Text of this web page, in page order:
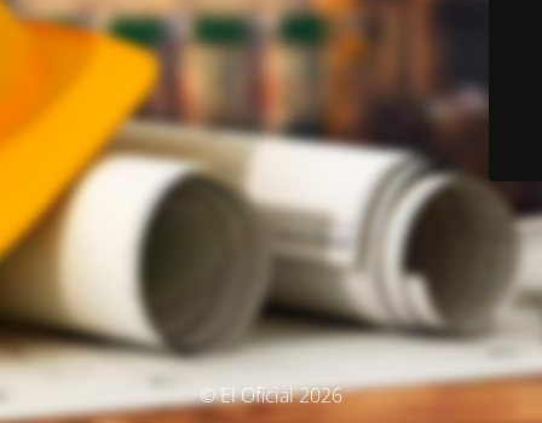
© El Oficial 2026